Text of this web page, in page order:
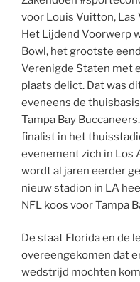
voor Louis Vuitton,
Het Lijdend Voorwerp
Bowl, het grootste
Verenigde Staten met
plaats delict. Dat was
eveneens de
Tampa Bay
finalist in het
evenement zich in Los
wordt al jaren eerder
nieuw stadion in LA
NFL koos voor Tampa
De staat Florida en de
overeengekomen dat
wedstrijd mochten